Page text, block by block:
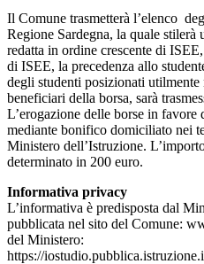
Il Comune trasmetterà l’elenco
Regione Sardegna, la quale stilerà
redatta in ordine crescente di
di ISEE, la precedenza allo
degli studenti posizionati utilmente
beneficiari della borsa, sarà
L’erogazione delle borse in
mediante bonifico domiciliato nei
Ministero dell’Istruzione.
determinato in 200 euro.
Informativa privacy
L’informativa è predisposta dal
pubblicata nel sito del Comune:
del Ministero:
https://